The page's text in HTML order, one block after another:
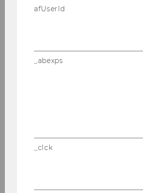
o. Univ.Prof. Dr. Chris­toph
Mitteilungsblatt vom 10.
44) Berichtigung eines
Im Mitteilungsblatt vom 30. Juni
wurde die Änderung des
Bachelorstudium
kundgemacht.
Unter Punkt 1. des
wird in § 6 Abs. 1 die Wortfolge
zu allen weiteren
afUserId
_abexps
_clck